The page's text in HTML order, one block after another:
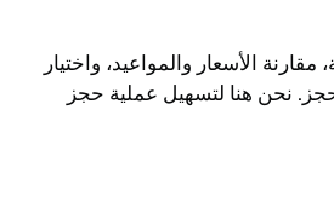
الأسعار والمواعيد، واختيار
نحن هنا لتسهيل عملية حجز